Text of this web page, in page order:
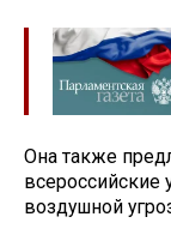
Она также
всероссийские
воздушной